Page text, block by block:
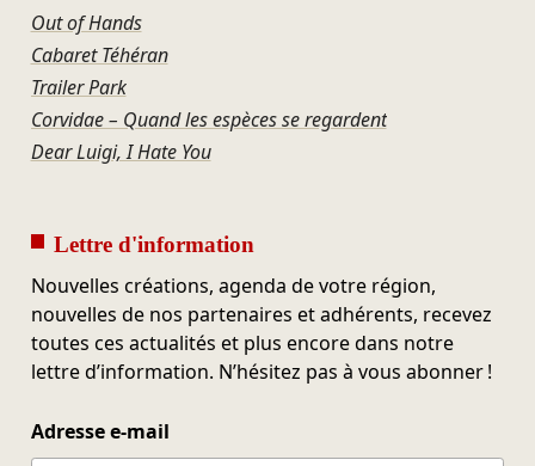
Out of Hands
Cabaret Téhéran
Trailer Park
Corvidae – Quand les espèces se regardent
Dear Luigi, I Hate You
Lettre d'information
Nouvelles créations, agenda de votre région,
nouvelles de nos partenaires et adhérents, recevez
toutes ces actualités et plus encore dans notre
lettre d’information. N’hésitez pas à vous abonner !
Adresse e-mail